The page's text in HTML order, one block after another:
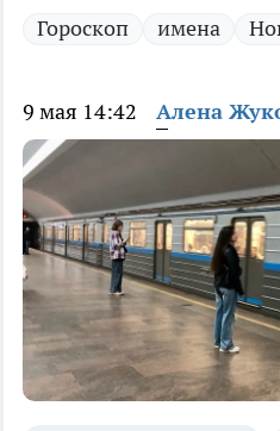
Гороскоп имена
9 мая 14:42 Алена